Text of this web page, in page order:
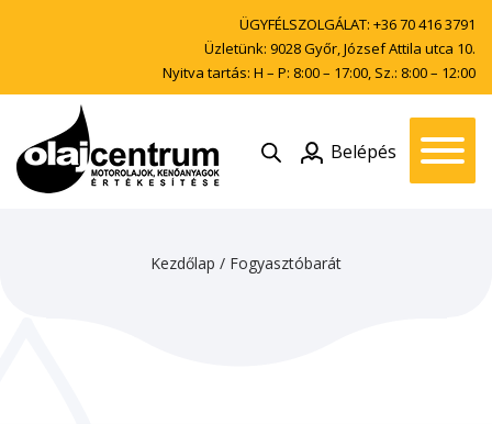
ÜGYFÉLSZOLGÁLAT: +36 70 416 3791
Üzletünk: 9028 Győr, József Attila utca 10.
Nyitva tartás: H – P: 8:00 – 17:00, Sz.: 8:00 – 12:00
Belépés
Kezdőlap / Fogyasztóbarát